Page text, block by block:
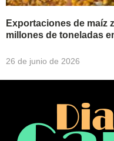
Exportaciones de maíz
millones de toneladas
26 de junio de 2026